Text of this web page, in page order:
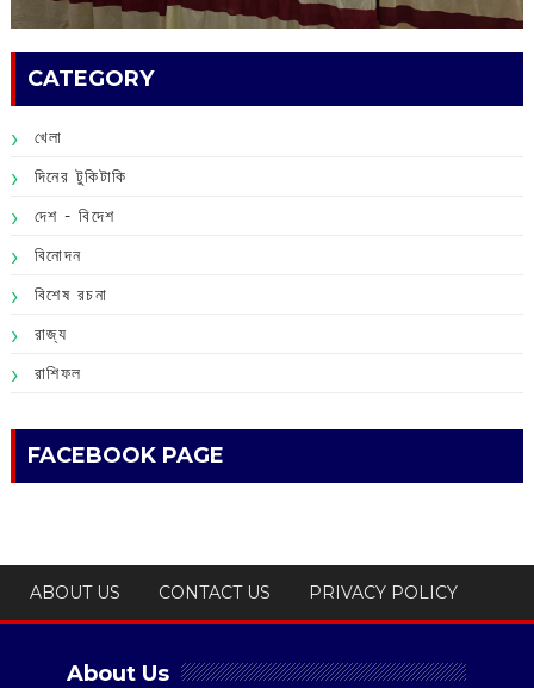
CATEGORY
খেলা
দিনের টুকিটাকি
দেশ - বিদেশ
বিনোদন
বিশেষ রচনা
রাজ্য
রাশিফল
FACEBOOK PAGE
ABOUT US CONTACT US PRIVACY POLICY
About Us